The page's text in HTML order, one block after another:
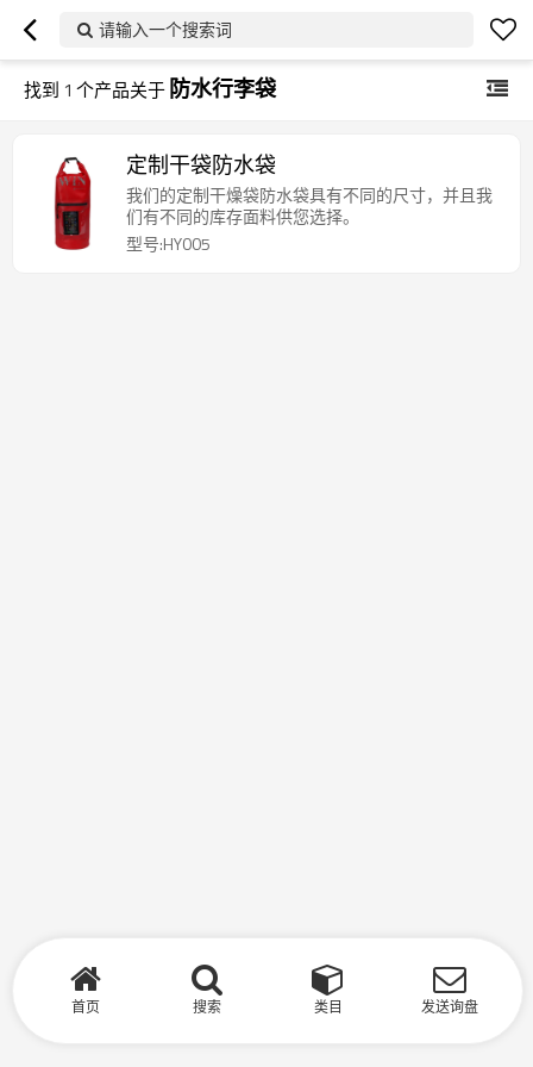
请输入一个搜索词
找到 1 个产品关于防水行李袋
定制干袋防水袋
我们的定制干燥袋防水袋具有不同的尺寸，并且我
们有不同的库存面料供您选择。
型号:HY005
首页 搜索 类目 发送询盘